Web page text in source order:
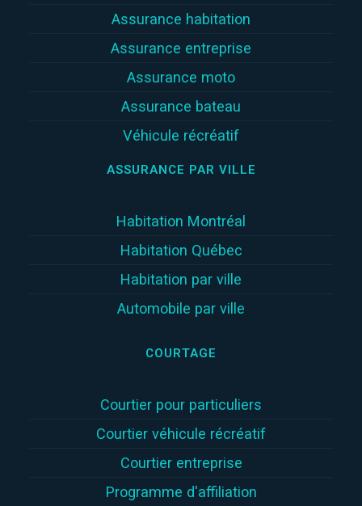
Assurance habitation
Assurance entreprise
Assurance moto
Assurance bateau
Véhicule récréatif
ASSURANCE PAR VILLE
Habitation Montréal
Habitation Québec
Habitation par ville
Automobile par ville
COURTAGE
Courtier pour particuliers
Courtier véhicule récréatif
Courtier entreprise
Programme d'affiliation